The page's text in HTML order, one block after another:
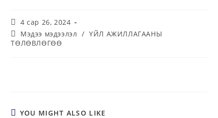
4 сар 26, 2024
Мэдээ мэдээлэл / ҮЙЛ АЖИЛЛАГААНЫ
ТӨЛӨВЛӨГӨӨ
YOU MIGHT ALSO LIKE